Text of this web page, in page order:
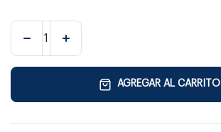
AGREGAR AL CARRITO